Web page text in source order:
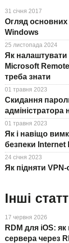
31 січня 2017
Огляд основних
Windows
25 листопада 2024
Як налаштувати
Microsoft
треба знати
01 травня 2023
Скидання
адміністратора
01 травня 2023
Як і навіщо
безпеки
24 січня 2023
Як підняти
Інші
17 червня 2026
RDM для iOS:
сервера через